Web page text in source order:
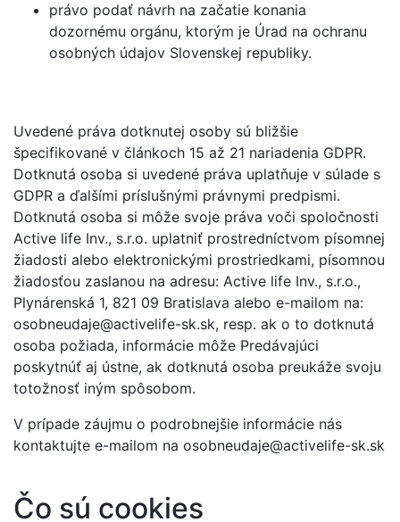
právo podať návrh na začatie konania
dozornému orgánu, ktorým je Úrad na ochranu
osobných údajov Slovenskej republiky.
Uvedené práva dotknutej osoby sú bližšie
špecifikované v článkoch 15 až 21 nariadenia GDPR.
Dotknutá osoba si uvedené práva uplatňuje v súlade s
GDPR a ďalšími príslušnými právnymi predpismi.
Dotknutá osoba si môže svoje práva voči spoločnosti
Active life Inv., s.r.o. uplatniť prostredníctvom písomnej
žiadosti alebo elektronickými prostriedkami, písomnou
žiadosťou zaslanou na adresu: Active life Inv., s.r.o.,
Plynárenská 1, 821 09 Bratislava alebo e-mailom na:
osobneudaje@activelife-sk.sk, resp. ak o to dotknutá
osoba požiada, informácie môže Predávajúci
poskytnúť aj ústne, ak dotknutá osoba preukáže svoju
totožnosť iným spôsobom.
V prípade záujmu o podrobnejšie informácie nás
kontaktujte e-mailom na osobneudaje@activelife-sk.sk
Čo sú cookies